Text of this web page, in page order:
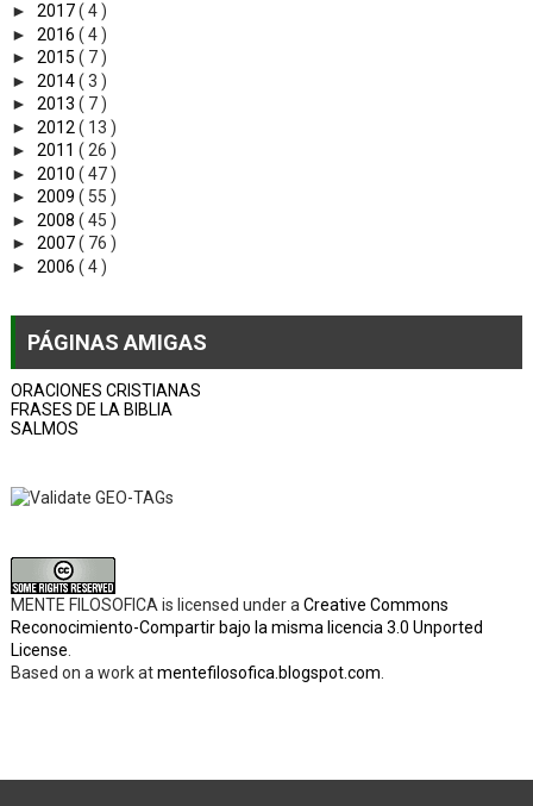
► 2017( 4 )
► 2016 ( 4 )
► 2015 ( 7 )
► 2014( 3 )
► 2013 ( 7 )
► 2012 ( 13 )
► 2011 ( 26 )
► 2010 ( 47 )
► 2009 ( 55 )
► 2008 ( 45 )
► 2007( 76 )
► 2006 ( 4 )
PÁGINAS AMIGAS
ORACIONES CRISTIANAS
FRASES DE LA BIBLIA
SALMOS
MENTE FILOSOFICA is licensed under a Creative Commons
Reconocimiento-Compartir bajo la misma licencia 3.0 Unported
License
Based on a work atmentefilosofica.blogspot.com